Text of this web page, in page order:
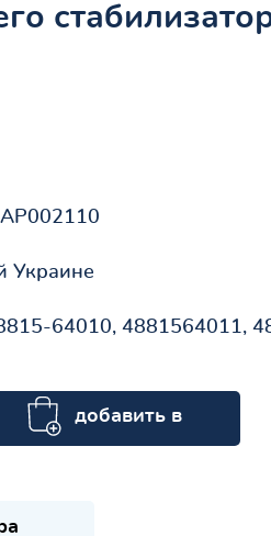
Украине
64010, 4881564011,
добавить в
корзину